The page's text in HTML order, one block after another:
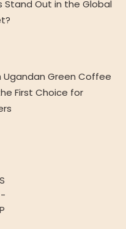
Stand Out in the Global
Ugandan Green Coffee
First Choice for